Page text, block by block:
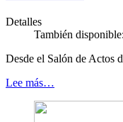
Detalles
También disponible:
Desde el Salón de Actos
Lee más…